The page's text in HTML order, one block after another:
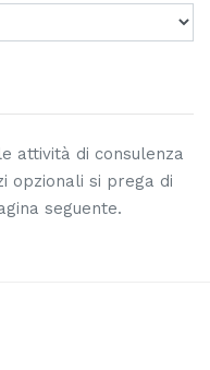
attività di consulenza
opzionali si prega di
seguente.